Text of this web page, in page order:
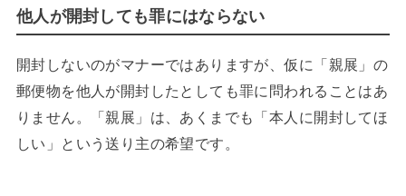
他人が開封しても罪にはならない
開封しないのがマナーではありますが、仮に「親展」の
郵便物を他人が開封したとしても罪に問われることはあ
りません。「親展」は、あくまでも「本人に開封してほ
しい」という送り主の希望です。